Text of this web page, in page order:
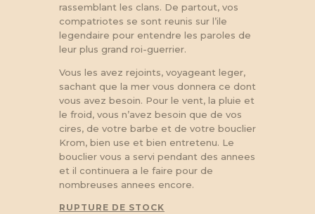
rassemblant les clans. De partout, vos
compatriotes se sont reunis sur l’ile
legendaire pour entendre les paroles de
leur plus grand roi-guerrier.
Vous les avez rejoints, voyageant leger,
sachant que la mer vous donnera ce dont
vous avez besoin. Pour le vent, la pluie et
le froid, vous n’avez besoin que de vos
cires, de votre barbe et de votre bouclier
Krom, bien use et bien entretenu. Le
bouclier vous a servi pendant des annees
et il continuera a le faire pour de
nombreuses annees encore.
RUPTURE DE STOCK